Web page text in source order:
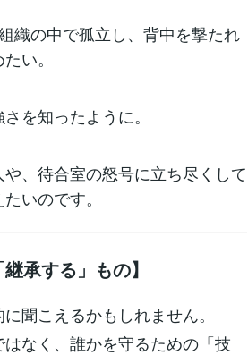
織の中で孤立し、背中を撃たれ
い。
を知ったように。
、待合室の怒号に立ち尽くして
いのです。
承する」もの】
聞こえるかもしれません。
なく、誰かを守るための「技